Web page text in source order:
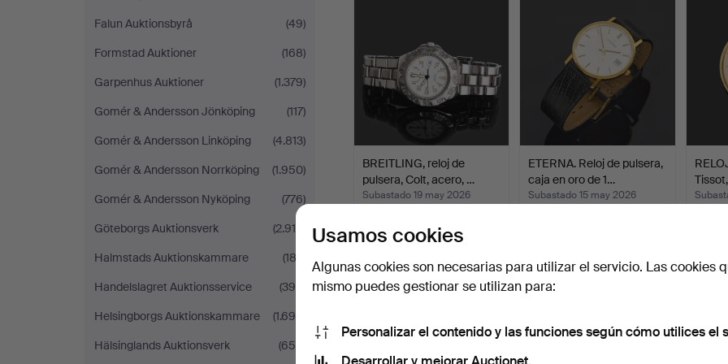
Falun Auktionsbyrå
(49)
Formstad Auktioner
(168)
Garpenhus Auktioner
(1.379)
Gomér & Andersson Jönköping
(117)
Gomér & Andersson Linköping
(4.813)
Gomér & Andersson Norrköping
(1.950)
Gomér & Andersson Nyköping
(776)
Göteborgs Auktionsverk
(2.910)
Halmstads Auktionskammare
(183)
Handelslagret Auktionsservice
(390)
Helsingborgs Auktionskammare
(1.698)
Hälsinglands Auktionsverk
(650)
BREITLING, reloj de
pulsera, Colt, acero, …
Subastado 19 may 2026
515 USD
ETERNA. Reloj de pulsera,
caja en oro de 1…
Subastado 15 may 2026
Usamos cookies
Algunas cookies son necesarias para utilizar el servicio. Las cookies
mismo puedes gestionar se utilizan para:
Personalizar el contenido y las funciones según cómo utilices el